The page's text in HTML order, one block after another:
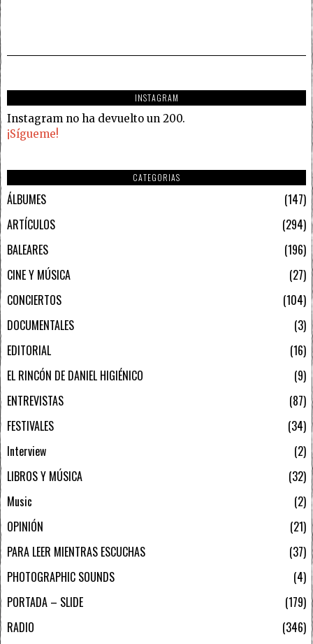
INSTAGRAM
Instagram no ha devuelto un 200.
¡Sígueme!
CATEGORIAS
ÁLBUMES
147
ARTÍCULOS
294
BALEARES
196
CINE Y MÚSICA
27
CONCIERTOS
104
DOCUMENTALES
3
EDITORIAL
16
EL RINCÓN DE DANIEL HIGIÉNICO
9
ENTREVISTAS
87
FESTIVALES
34
Interview
2
LIBROS Y MÚSICA
32
Music
2
OPINIÓN
21
PARA LEER MIENTRAS ESCUCHAS
37
PHOTOGRAPHIC SOUNDS
4
PORTADA – SLIDE
179
RADIO
346